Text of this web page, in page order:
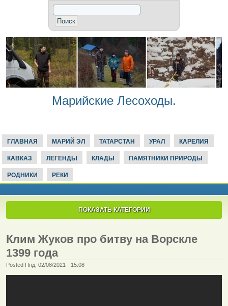
Марийские Лесоходы.
ГЛАВНАЯ МАРИЙ ЭЛ ТАТАРСТАН УРАЛ КАРЕЛИЯ
КАВКАЗ ЛЕГЕНДЫ КЛАДЫ ПАМЯТНИКИ ПРИРОДЫ
РОДНИКИ РЕКИ
ПОКАЗАТЬ КАТЕГОРИИ
Клим Жуков про битву на Ворскле
1399 года
Posted Пнд, 02/08/2021 - 15:08